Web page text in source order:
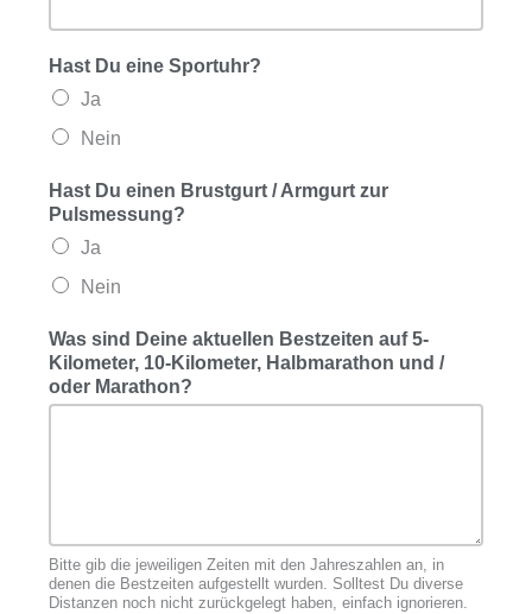
Hast Du eine Sportuhr?
Ja
Nein
Hast Du einen Brustgurt / Armgurt zur
Pulsmessung?
Ja
Nein
Was sind Deine aktuellen Bestzeiten auf 5-
Kilometer, 10-Kilometer, Halbmarathon und /
oder Marathon?
Bitte gib die jeweiligen Zeiten mit den Jahreszahlen an, in
denen die Bestzeiten aufgestellt wurden. Solltest Du diverse
Distanzen noch nicht zurückgelegt haben, einfach ignorieren.